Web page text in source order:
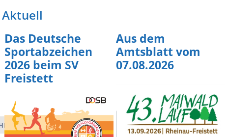
Aktuell
Das Deutsche
Sportabzeichen
2026 beim SV
Freistett
Aus dem
Amtsblatt vom
07.08.2026